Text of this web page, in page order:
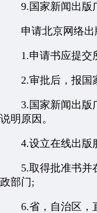
9.国家新闻出版广
申请北京网络出
1.申请书应提交所
2.审批后，报国家
3.国家新闻出版广
说明原因。
4.设立在线出版服
5.取得批准书并在
政部门;
6.省，自治区，直